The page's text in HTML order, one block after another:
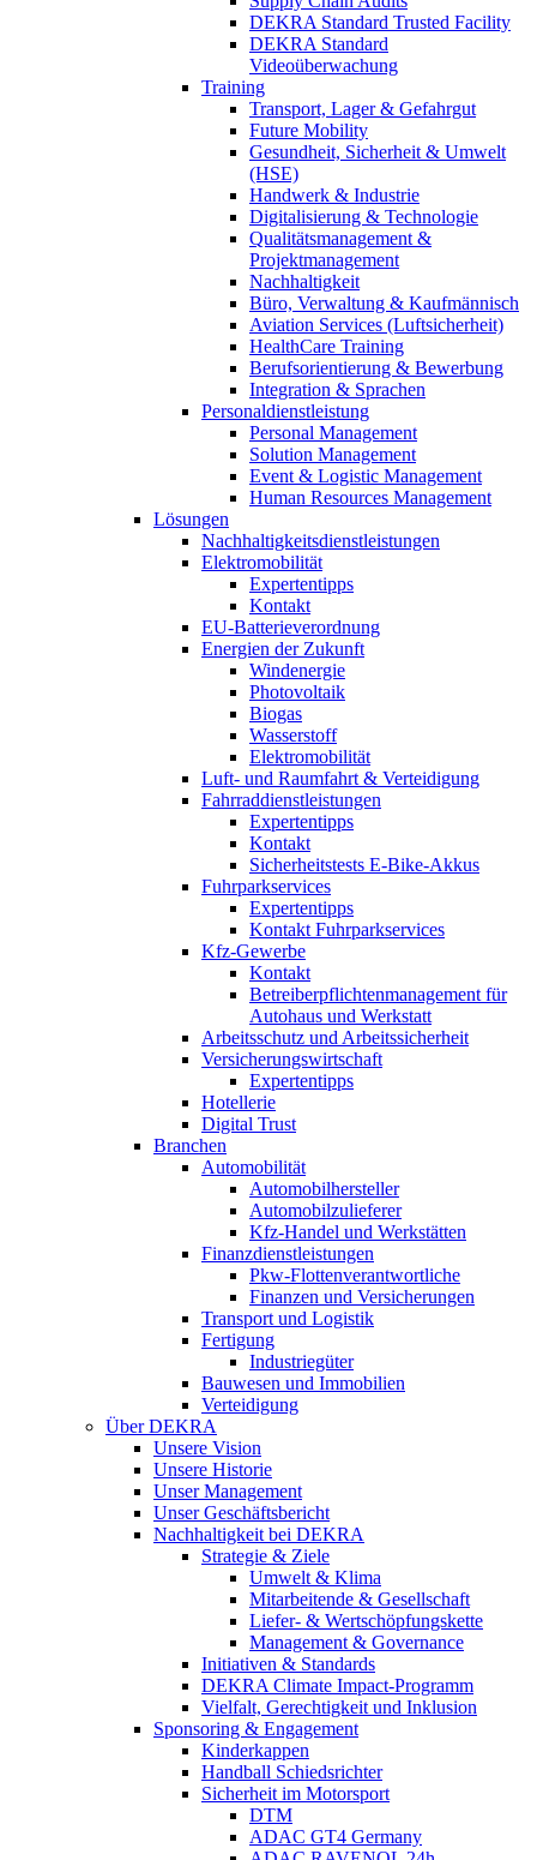
DEKRA Standard Trusted Facility
DEKRA Standard
Videoüberwachung
Training
Transport, Lager & Gefahrgut
Future Mobility
Gesundheit, Sicherheit & Umwelt
(HSE)
Handwerk & Industrie
Digitalisierung & Technologie
Qualitätsmanagement &
Projektmanagement
Nachhaltigkeit
Büro, Verwaltung & Kaufmännisch
Aviation Services (Luftsicherheit)
HealthCare Training
Berufsorientierung & Bewerbung
Integration & Sprachen
Personaldienstleistung
Personal Management
Solution Management
Event & Logistic Management
Human Resources Management
Lösungen
Nachhaltigkeitsdienstleistungen
Elektromobilität
Expertentipps
Kontakt
EU-Batterieverordnung
Energien der Zukunft
Windenergie
Photovoltaik
Biogas
Wasserstoff
Elektromobilität
Luft- und Raumfahrt & Verteidigung
Fahrraddienstleistungen
Expertentipps
Kontakt
Sicherheitstests E-Bike-Akkus
Fuhrparkservices
Expertentipps
Kontakt Fuhrparkservices
Kfz-Gewerbe
Kontakt
Betreiberpflichtenmanagement für
Autohaus und Werkstatt
Arbeitsschutz und Arbeitssicherheit
Versicherungswirtschaft
Expertentipps
Hotellerie
Digital Trust
Branchen
Automobilität
Automobilhersteller
Automobilzulieferer
Kfz-Handel und Werkstätten
Finanzdienstleistungen
Pkw‑Flottenverantwortliche
Finanzen und Versicherungen
Transport und Logistik
Fertigung
Industriegüter
Bauwesen und Immobilien
Verteidigung
Über DEKRA
Unsere Vision
Unsere Historie
Unser Management
Unser Geschäftsbericht
Nachhaltigkeit bei DEKRA
Strategie & Ziele
Umwelt & Klima
Mitarbeitende & Gesellschaft
Liefer- & Wertschöpfungskette
Management & Governance
Initiativen & Standards
DEKRA Climate Impact-Programm
Vielfalt, Gerechtigkeit und Inklusion​
Sponsoring & Engagement
Kinderkappen
Handball Schiedsrichter
Sicherheit im Motorsport
DTM
ADAC GT4 Germany